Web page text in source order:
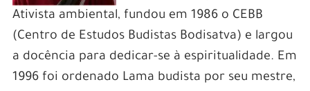
Ativista ambiental, fundou em 1986 o CEBB
(Centro de Estudos Budistas Bodisatva) e largou
a docência para dedicar-se à espiritualidade. Em
1996 foi ordenado Lama budista por seu mestre,